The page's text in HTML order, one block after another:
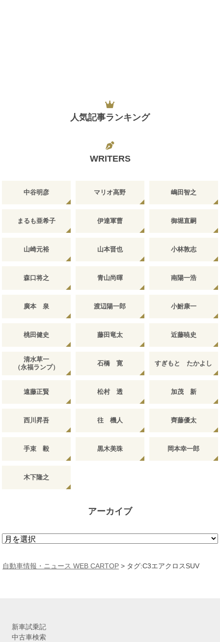
人気記事ランキング
WRITERS
中谷明彦 マリオ高野 嶋田智之
まるも亜希子 伊達軍曹 御堀直嗣
山崎元裕 山本晋也 小林敦志
森口将之 青山尚暉 南陽一浩
廣本 泉 渡辺陽一郎 小鮒康一
桃田健史 藤田竜太 近藤暁史
清水草一
（永福ランプ）
石橋 寛 すぎもと たかよし
遠藤正賢 松村 透 加茂 新
西川昇吾 往 機人 齊藤優太
手束 毅 黒木美珠 岡本幸一郎
木下隆之
アーカイブ
ア
カ
自動車情報・ニュース WEB CARTOP > タグ:C3エアクロスSUV
新車試乗記
中古車検索